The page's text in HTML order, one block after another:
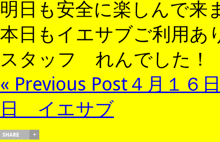
明日も安全に楽しんで来
本日もイエサブご利用あ
スタッフ れんでした！
« Previous Post ４月１６
日 イエサブ